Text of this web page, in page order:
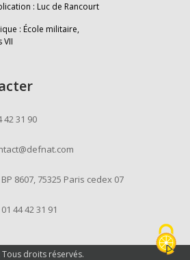
: Luc de Rancourt
: École militaire,
VII
42 31 90
8607, 75325 Paris cedex 07
44 42 31 91
Tous droits réservés.